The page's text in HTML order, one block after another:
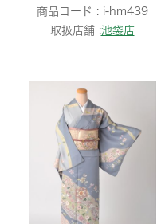
商品コード : i-hm439
取扱店舗 :池袋店